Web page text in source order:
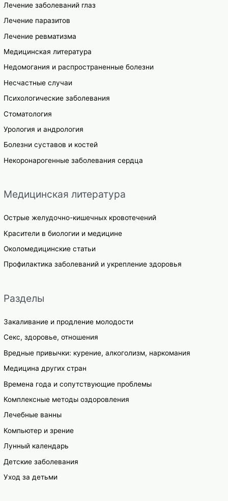
Лечение заболеваний глаз
Лечение паразитов
Лечение ревматизма
Медицинская литература
Недомогания и распространенные болезни
Несчастные случаи
Психологические заболевания
Стоматология
Урология и андрология
Болезни суставов и костей
Некоронарогенные заболевания сердца
Медицинская литература
Острые желудочно-кишечных кровотечений
Красители в биологии и медицине
Околомедицинские статьи
Профилактика заболеваний и укрепление здоровья
Разделы
Закаливание и продление молодости
Секс, здоровье, отношения
Вредные привычки: курение, алкоголизм, наркомания
Медицина других стран
Времена года и сопутствующие проблемы
Комплексные методы оздоровления
Лечебные ванны
Компьютер и зрение
Лунный календарь
Детские заболевания
Уход за детьми